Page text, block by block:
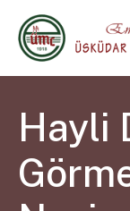
Hayli